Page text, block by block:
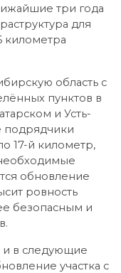
три года
для
километра
область с
пунктов в
и Усть-
подрядчики
17-й километр,
обновление
ровность
безопасным и
и в следующие
участка с